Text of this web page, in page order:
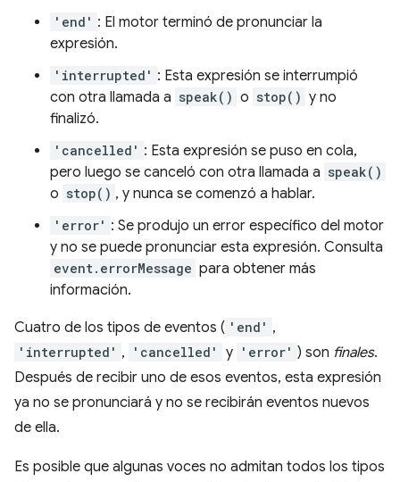
'end' : El motor terminó de pronunciar la
expresión.
'interrupted' : Esta expresión se interrumpió
con otra llamada a speak() o stop() y no
finalizó.
'cancelled' : Esta expresión se puso en cola,
pero luego se canceló con otra llamada a speak()
o stop() , y nunca se comenzó a hablar.
'error' : Se produjo un error específico del motor
y no se puede pronunciar esta expresión. Consulta
event.errorMessage para obtener más
información.
Cuatro de los tipos de eventos ( 'end' ,
'interrupted' , 'cancelled' y 'error' ) son finales.
Después de recibir uno de esos eventos, esta expresión
ya no se pronunciará y no se recibirán eventos nuevos
de ella.
Es posible que algunas voces no admitan todos los tipos